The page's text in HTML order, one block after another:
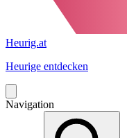
Heurig.at
Heurige entdecken
Navigation